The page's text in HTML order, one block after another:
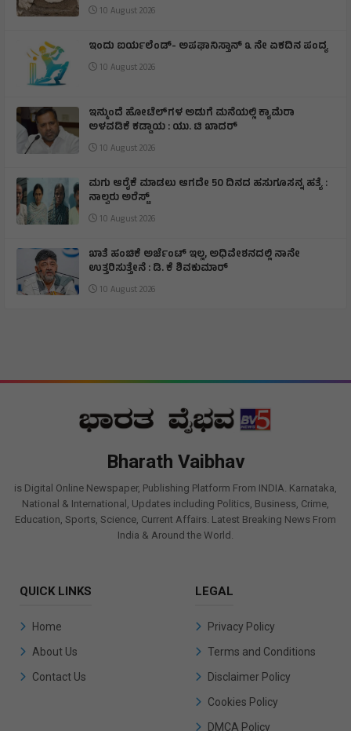
10 August 2026
ಇಂದು ಐರ್ಯಲೆಂಡ್- ಅಪಘಾನಿಸ್ತಾನ್ ೩ ನೇ ಏಕದಿನ ಪಂದ್ಯ
10 August 2026
ಇನ್ಮುಂದೆ ಹೋಟೆಲ್‌ಗಳ ಅಡುಗೆ ಮನೆಯಲ್ಲಿ ಕ್ಯಾಮೆರಾ
ಅಳವಡಿಕೆ ಕಡ್ಡಾಯ : ಯು. ಟಿ ಖಾದರ್
10 August 2026
ಮಗು ಆರೈಕೆ ಮಾಡಲು ಆಗದೇ 50 ದಿನದ ಹಸುಗೂಸನ್ನ ಹತ್ಯೆ :
ನಾಲ್ವರು ಅರೆಸ್ಟ್
10 August 2026
ಖಾತೆ ಹಂಚಿಕೆ ಅರ್ಜೆಂಟ್ ಇಲ್ಲ, ಅಧಿವೇಶನದಲ್ಲಿ ನಾನೇ
ಉತ್ತರಿಸುತ್ತೇನೆ : ಡಿ. ಕೆ ಶಿವಕುಮಾರ್
10 August 2026
Bharath Vaibhav
is Digital Online Newspaper, Publishing Platform From INDIA. Karnataka,
National & International, Updates including Politics, Business, Crime,
Education, Sports, Science, Current Affairs. Latest Breaking News From
India & Around the World.
QUICK LINKS
Home
About Us
Contact Us
LEGAL
Privacy Policy
Terms and Conditions
Disclaimer Policy
Cookies Policy
DMCA Policy